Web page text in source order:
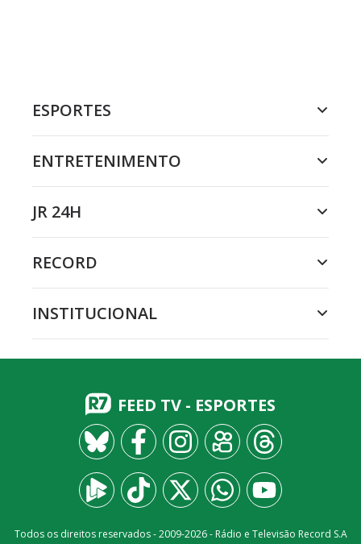
ESPORTES
ENTRETENIMENTO
JR 24H
RECORD
INSTITUCIONAL
FEED TV - ESPORTES
Todos os direitos reservados - 2009-2026- Rádio e Televisão Record S.A